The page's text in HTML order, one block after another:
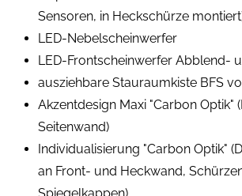
Sensoren, in Heckschürze
LED-Nebelscheinwerfer
LED-Frontscheinwerfer Abblend-
ausziehbare Stauraumkiste BFS
Akzentdesign Maxi "Carbon Optik"
Seitenwand)
Individualisierung "Carbon Optik"
an Front- und Heckwand,